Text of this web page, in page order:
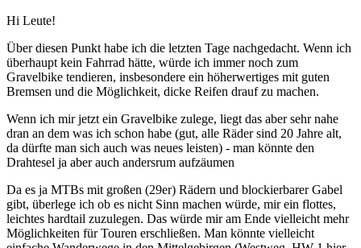
Hi Leute!
Über diesen Punkt habe ich die letzten Tage nachgedacht. Wenn ich
überhaupt kein Fahrrad hätte, würde ich immer noch zum
Gravelbike tendieren, insbesondere ein höherwertiges mit guten
Bremsen und die Möglichkeit, dicke Reifen drauf zu machen.
Wenn ich mir jetzt ein Gravelbike zulege, liegt das aber sehr nahe
dran an dem was ich schon habe (gut, alle Räder sind 20 Jahre alt,
da dürfte man sich auch was neues leisten) - man könnte den
Drahtesel ja aber auch andersrum aufzäumen
Da es ja MTBs mit großen (29er) Rädern und blockierbarer Gabel
gibt, überlege ich ob es nicht Sinn machen würde, mir ein flottes,
leichtes hardtail zuzulegen. Das würde mir am Ende vielleicht mehr
Möglichkeiten für Touren erschließen. Man könnte vielleicht